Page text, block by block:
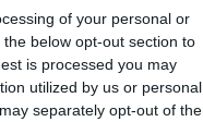
of your personal or
below opt-out section to
is processed you may
utilized by us or personal
separately opt-out of the